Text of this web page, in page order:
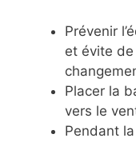
Prévenir
et évite de
Placer la
vers le
Pendant